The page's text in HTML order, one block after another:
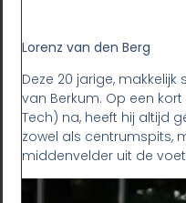
Lorenz van den Berg
Deze 20 jarige,
van Berkum. Op een
Tech) na, heeft hij altijd
zowel als centrumspits,
middenvelder uit de